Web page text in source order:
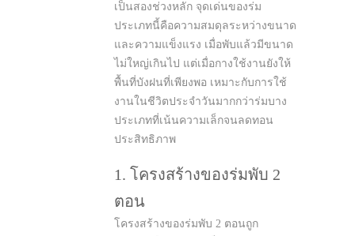
เป็นสองช่วงหลัก จุดเด่นของร่ม
ประเภทนี้คือความสมดุลระหว่างขนาด
และความแข็งแรง เมื่อพับแล้วมีขนาด
ไม่ใหญ่เกินไป แต่เมื่อกางใช้งานยังให้
พื้นที่บังฝนที่เพียงพอ เหมาะกับการใช้
งานในชีวิตประจำวันมากกว่าร่มบาง
ประเภทที่เน้นความเล็กจนลดทอน
ประสิทธิภาพ
1. โครงสร้างของร่มพับ 2
ตอน
โครงสร้างของร่มพับ 2 ตอนถูก